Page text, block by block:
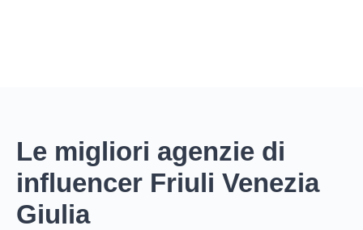
Le migliori agenzie di
influencer Friuli Venezia
Giulia